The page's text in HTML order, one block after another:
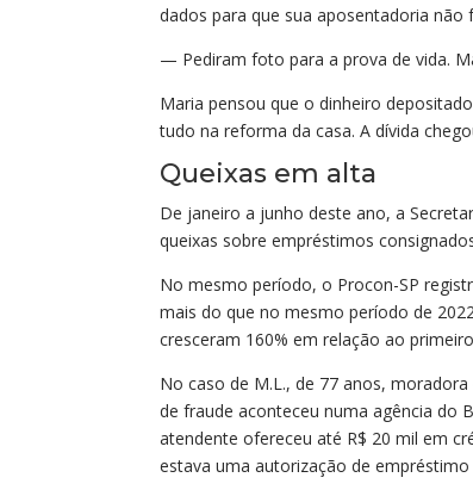
dados para que sua aposentadoria não
— Pediram foto para a prova de vida.
Maria pensou que o dinheiro
tudo na reforma da casa. A dívida
Queixas em alta
De janeiro a junho deste ano, a
queixas sobre empréstimos
No mesmo período, o Procon-SP
mais do que no mesmo período de
cresceram 160% em relação ao
No caso de M.L., de 77 anos,
de fraude aconteceu numa agência do
atendente ofereceu até R$ 20 mil em
estava uma autorização de empréstimo